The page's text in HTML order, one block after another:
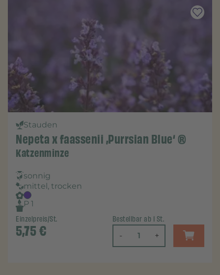
Stauden
Nepeta x faassenii ‚Purrsian Blue‘ ®
Katzenminze
sonnig
mittel, trocken
P 1
Einzelpreis/St.
5,75€
Bestellbar ab 1 St.
- +